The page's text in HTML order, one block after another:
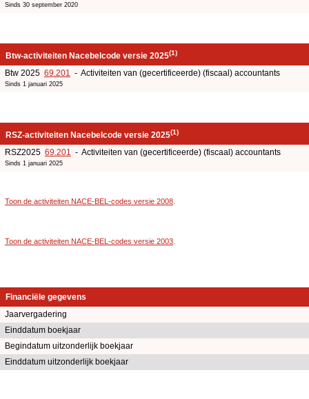
Sinds 30 september 2020
Btw-activiteiten Nacebelcode versie 2025(1)
Btw 2025 69.201 - Activiteiten van (gecertificeerde) (fiscaal) accountants
Sinds 1 januari 2025
RSZ-activiteiten Nacebelcode versie 2025(1)
RSZ2025 69.201 - Activiteiten van (gecertificeerde) (fiscaal) accountants
Sinds 1 januari 2025
Toon de activiteiten NACE-BEL-codes versie 2008
Toon de activiteiten NACE-BEL-codes versie 2003
Financiële gegevens
Jaarvergadering
Einddatum boekjaar
Begindatum uitzonderlijk boekjaar
Einddatum uitzonderlijk boekjaar